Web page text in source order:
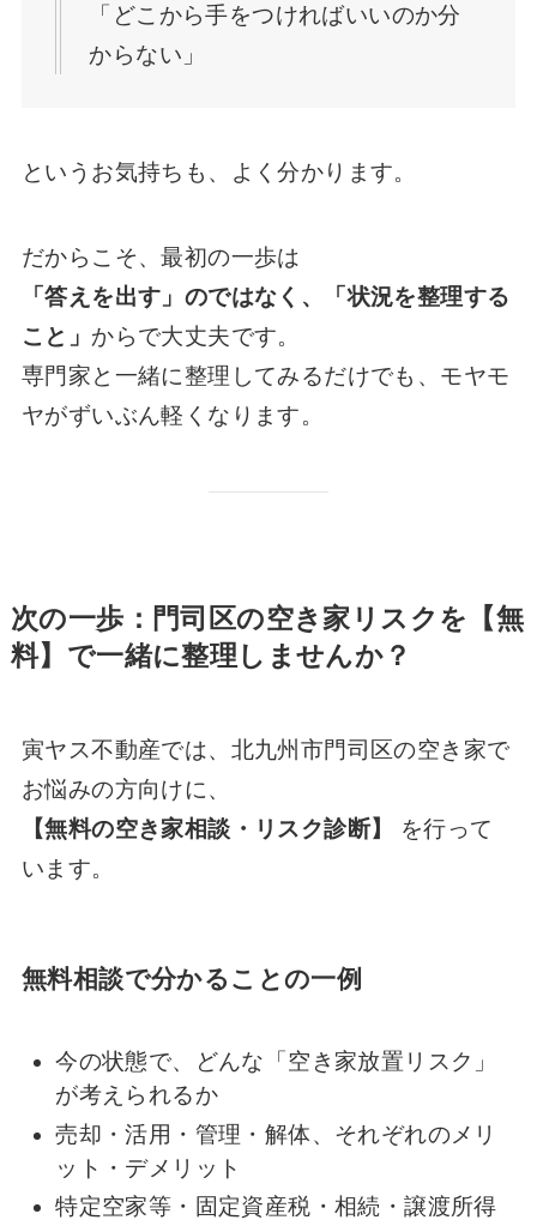
「どこから手をつければいいのか分
からない」
というお気持ちも、よく分かります。
だからこそ、最初の一歩は
「答えを出す」のではなく、「状況を整理する
こと」 からで大丈夫です。
専門家と一緒に整理してみるだけでも、モヤモ
ヤがずいぶん軽くなります。
次の一歩：門司区の空き家リスクを【無
料】で一緒に整理しませんか？
寅ヤス不動産では、北九州市門司区の空き家で
お悩みの方向けに、
【無料の空き家相談・リスク診断】
を行って
います。
無料相談で分かることの一例
今の状態で、どんな「空き家放置リスク」
が考えられるか
売却・活用・管理・解体、それぞれのメリ
ット・デメリット
特定空家等・固定資産税・相続・譲渡所得